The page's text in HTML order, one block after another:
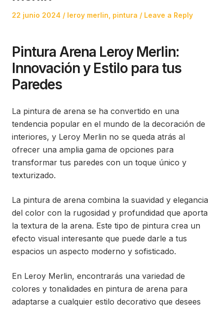
Posted
22 junio 2024
Posted
leroy merlin pintura Leave a Reply
Pintura Arena Leroy Merlin:
Innovación y Estilo para tus
Paredes
La pintura de arena se ha convertido en una
tendencia popular en el mundo de la decoración de
interiores, y Leroy Merlin no se queda atrás al
ofrecer una amplia gama de opciones para
transformar tus paredes con un toque único y
texturizado.
La pintura de arena combina la suavidad y elegancia
del color con la rugosidad y profundidad que aporta
la textura de la arena. Este tipo de pintura crea un
efecto visual interesante que puede darle a tus
espacios un aspecto moderno y sofisticado.
En Leroy Merlin, encontrarás una variedad de
colores y tonalidades en pintura de arena para
adaptarse a cualquier estilo decorativo que desees